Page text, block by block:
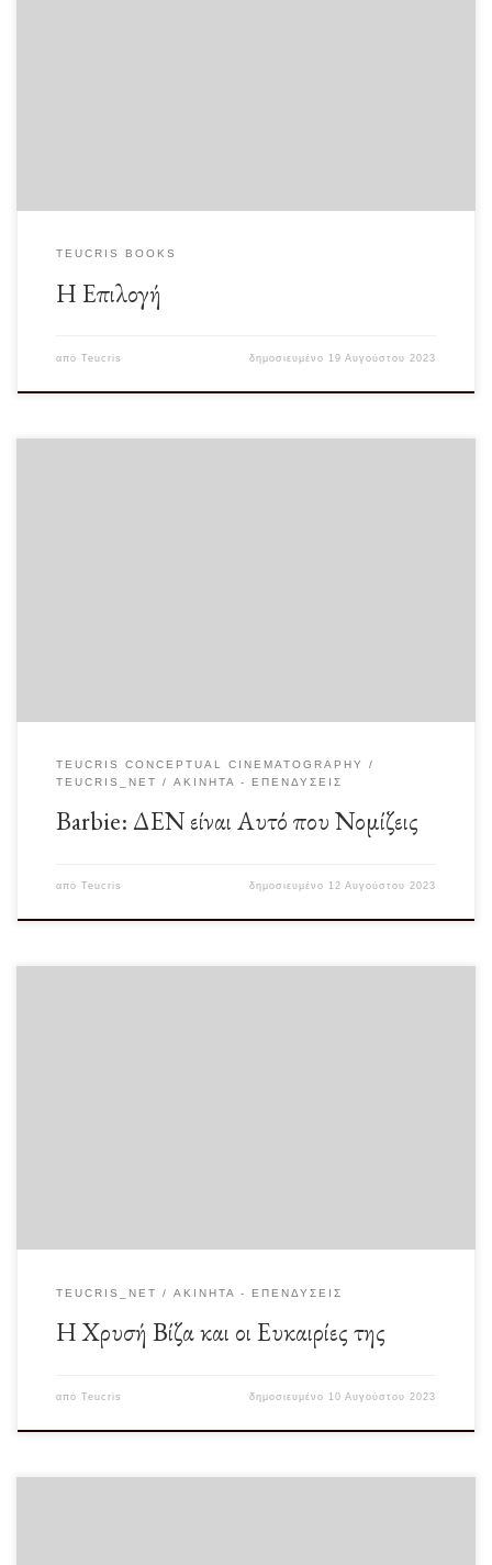
TEUCRIS BOOKS
Η Επιλογή
από Teucris δημοσιευμένο 19 Αυγούστου 2023
TEUCRIS CONCEPTUAL CINEMATOGRAPHY
TEUCRIS_NET
ΑΚΊΝΗΤΑ - ΕΠΕΝΔΎΣΕΙΣ
Barbie: ΔΕΝ είναι Αυτό που Νομίζεις
από Teucris δημοσιευμένο 12 Αυγούστου 2023
TEUCRIS_NET ΑΚΊΝΗΤΑ - ΕΠΕΝΔΎΣΕΙΣ
Η Χρυσή Βίζα και οι Ευκαιρίες της
από Teucris δημοσιευμένο 10 Αυγούστου 2023